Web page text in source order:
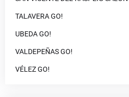
TALAVERA GO!
UBEDA GO!
VALDEPEÑAS GO!
VÉLEZ GO!